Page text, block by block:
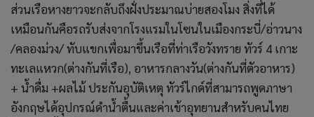
ส่วนเรือหางยาวจะกลับถึงฝั่งประมาณบ่ายสองโมง สิ่งที่ได้
เหมือนกันคือรถรับส่งจากโรงแรมในโซนในเมืองกระบี่/อ่าวนาง
/คลองม่วง/ ทับแขกเพื่อมาขึ้นเรือที่ท่าเรือวังทราย ทัวร์ 4 เกาะ
ทะเลแหวก(ต่างกันที่เรือ), อาหารกลางวัน(ต่างกันที่ตัวอาหาร)
+ น้ำดื่ม +ผลไม้ ประกันอุบัติเหตุ ทัวร์ไกด์ที่สามารถพูดภาษา
อังกฤษได้อุปกรณ์ดำน้ำตื้นและค่าเข้าอุทยานสำหรับคนไทย